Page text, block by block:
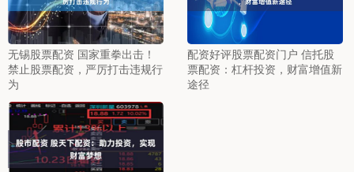
无锡股票配资 国家重拳出击！
禁止股票配资，严厉打击违规行
为
配资好评股票配资门户 信托股
票配资：杠杆投资，财富增值新
途径